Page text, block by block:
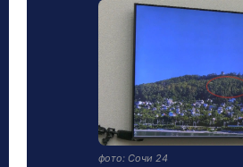
фото: Сочи 24